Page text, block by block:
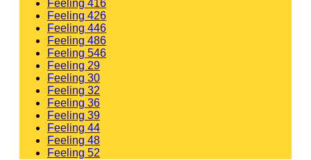
Feeling 416
Feeling 426
Feeling 446
Feeling 486
Feeling 546
Feeling 29
Feeling 30
Feeling 32
Feeling 36
Feeling 39
Feeling 44
Feeling 48
Feeling 52